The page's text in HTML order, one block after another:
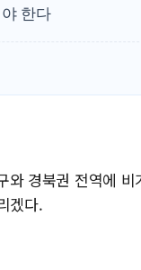
치인 측근 포항시 정책
통령, '6시간 마라톤 부
, 中 겨냥 폴리실리콘
한다
와 경북권 전역에
겠다.